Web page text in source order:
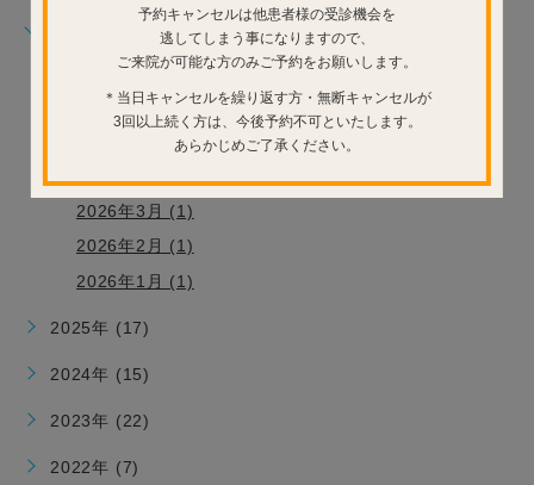
予約キャンセルは他患者様の受診機会を
逃してしまう事になりますので、
ご来院が可能な方のみご予約をお願いします。
＊当日キャンセルを繰り返す方・無断キャンセルが
3回以上続く方は、今後予約不可といたします。
あらかじめご了承ください。
2026年7月 (1)
2026年6月 (3)
2026年5月 (4)
2026年3月 (1)
2026年2月 (1)
2026年1月 (1)
2025年 (17)
2024年 (15)
2023年 (22)
2022年 (7)